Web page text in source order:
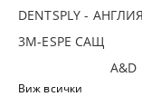
DENTSPLY - АНГЛИЯ
3М-ESPE САЩ
A&D
Виж всички